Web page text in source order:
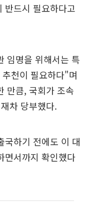
반드시 필요하다고
임명을 위해서는 특
천이 필요하다"며
만큼, 국회가 조속
차 당부했다.
국하기 전에도 이 대
면서까지 확인했다